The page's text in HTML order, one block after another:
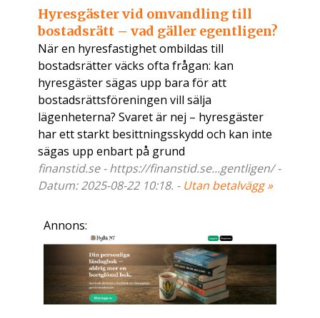
Hyresgäster vid omvandling till
bostadsrätt – vad gäller egentligen?
När en hyresfastighet ombildas till
bostadsrätter väcks ofta frågan: kan
hyresgäster sägas upp bara för att
bostadsrättsföreningen vill sälja
lägenheterna? Svaret är nej – hyresgäster
har ett starkt besittningsskydd och kan inte
sägas upp enbart på grund
finanstid.se - https://finanstid.se...gentligen/ -
Datum: 2025-08-22 10:18. - Utan betalvägg »
Annons: